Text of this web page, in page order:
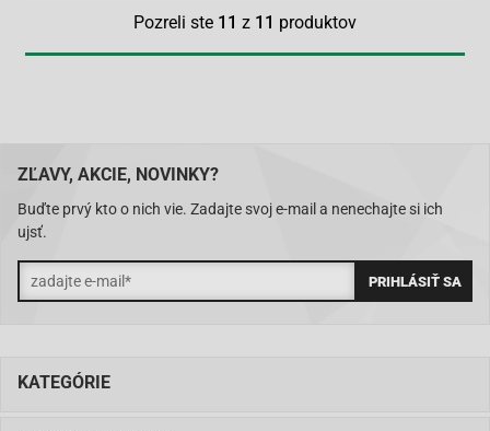
Pozreli ste 11 z 11 produktov
ZĽAVY, AKCIE, NOVINKY?
Buďte prvý kto o nich vie. Zadajte svoj e-mail a nenechajte si ich
ujsť.
KATEGÓRIE